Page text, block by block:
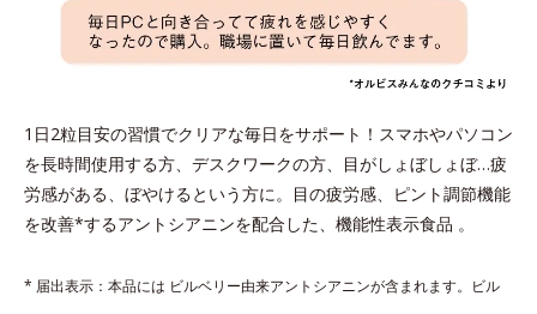
1日2粒目安の習慣でクリアな毎日をサポート！スマホやパソコン
を長時間使用する方、デスクワークの方、目がしょぼしょぼ…疲
労感がある、ぼやけるという方に。目の疲労感、ピント調節機能
を改善*するアントシアニンを配合した、機能性表示食品 。
* 届出表示：本品には ビルベリー由来アントシアニンが含まれます。ビル